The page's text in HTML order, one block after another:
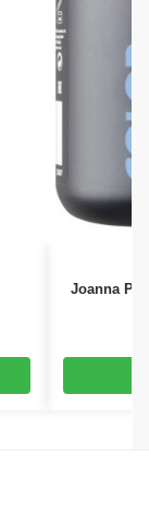
Joanna